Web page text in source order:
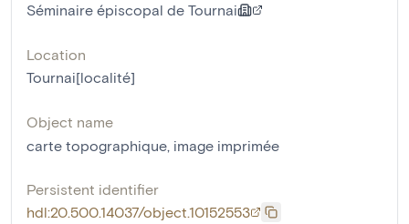
Séminaire épiscopal de Tournai
Location
Tournai[localité]
Object name
carte topographique, image imprimée
Persistent identifier
hdl:20.500.14037/object.10152553